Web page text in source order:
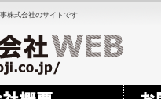
株式会社のサイトです